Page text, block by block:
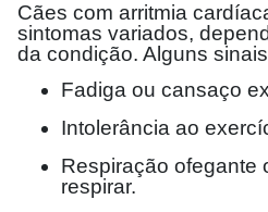
Cães com arritmia
sintomas variados,
da condição. Alguns
Fadiga ou cansaço
Intolerância ao
Respiração ofegante
respirar.